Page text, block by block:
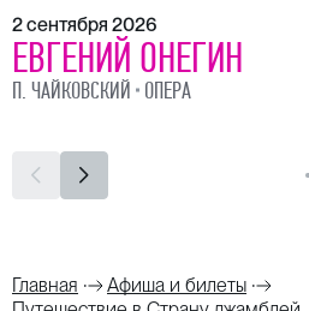
2 сентября 2026
ЕВГЕНИЙ ОНЕГИН
П. ЧАЙКОВСКИЙ ОПЕРА
Главная
Афиша и билеты